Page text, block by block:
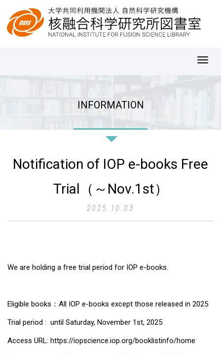
INFORMATION
Notification of IOP e-books Free
Trial（～Nov.1st）
2025.10.03
We are holding a free trial period for IOP e-books.
Eligible books ：All IOP e-books except those released in 2025
Trial period : until Saturday, November 1st, 2025
Access URL: https://iopscience.iop.org/booklistinfo/home